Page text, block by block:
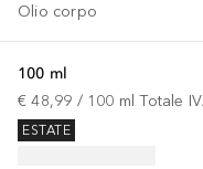
Olio corpo
100 ml
€ 48,99 / 100 ml Totale
ESTATE